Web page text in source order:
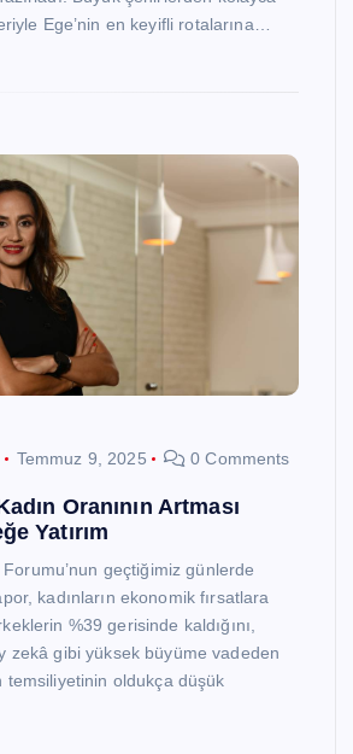
Ege’nin en keyifli rotalarına…
Temmuz 9, 2025 0 Comments
Oranının Artması
Yatırım
geçtiğimiz günlerde
kadınların ekonomik fırsatlara
%39 gerisinde kaldığını,
zekâ gibi yüksek büyüme vadeden
temsiliyetinin oldukça düşük